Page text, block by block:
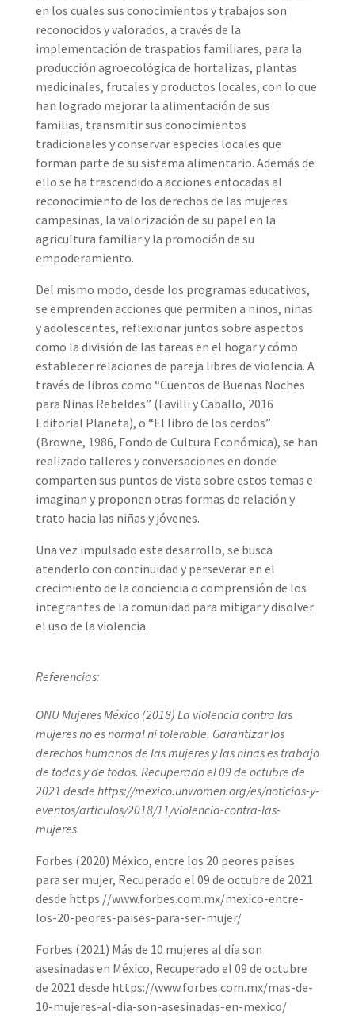
en los cuales sus conocimientos y trabajos son
reconocidos y valorados, a través de la
implementación de traspatios familiares, para la
producción agroecológica de hortalizas, plantas
medicinales, frutales y productos locales, con lo que
han logrado mejorar la alimentación de sus
familias, transmitir sus conocimientos
tradicionales y conservar especies locales que
forman parte de su sistema alimentario. Además de
ello se ha trascendido a acciones enfocadas al
reconocimiento de los derechos de las mujeres
campesinas, la valorización de su papel en la
agricultura familiar y la promoción de su
empoderamiento.
Del mismo modo, desde los programas educativos,
se emprenden acciones que permiten a niños, niñas
y adolescentes, reflexionar juntos sobre aspectos
como la división de las tareas en el hogar y cómo
establecer relaciones de pareja libres de violencia. A
través de libros como “Cuentos de Buenas Noches
para Niñas Rebeldes” (Favilli y Caballo, 2016
Editorial Planeta), o “El libro de los cerdos”
(Browne, 1986, Fondo de Cultura Económica), se han
realizado talleres y conversaciones en donde
comparten sus puntos de vista sobre estos temas e
imaginan y proponen otras formas de relación y
trato hacia las niñas y jóvenes.
Una vez impulsado este desarrollo, se busca
atenderlo con continuidad y perseverar en el
crecimiento de la conciencia o comprensión de los
integrantes de la comunidad para mitigar y disolver
el uso de la violencia.
Referencias:
ONU Mujeres México (2018) La violencia contra las
mujeres no es normal ni tolerable. Garantizar los
derechos humanos de las mujeres y las niñas es trabajo
de todas y de todos. Recuperado el 09 de octubre de
2021 desde https://mexico.unwomen.org/es/noticias-y-
eventos/articulos/2018/11/violencia-contra-las-
mujeres
Forbes (2020) México, entre los 20 peores países
para ser mujer, Recuperado el 09 de octubre de 2021
desde https://www.forbes.com.mx/mexico-entre-
los-20-peores-paises-para-ser-mujer/
Forbes (2021) Más de 10 mujeres al día son
asesinadas en México, Recuperado el 09 de octubre
de 2021 desde https://www.forbes.com.mx/mas-de-
10-mujeres-al-dia-son-asesinadas-en-mexico/